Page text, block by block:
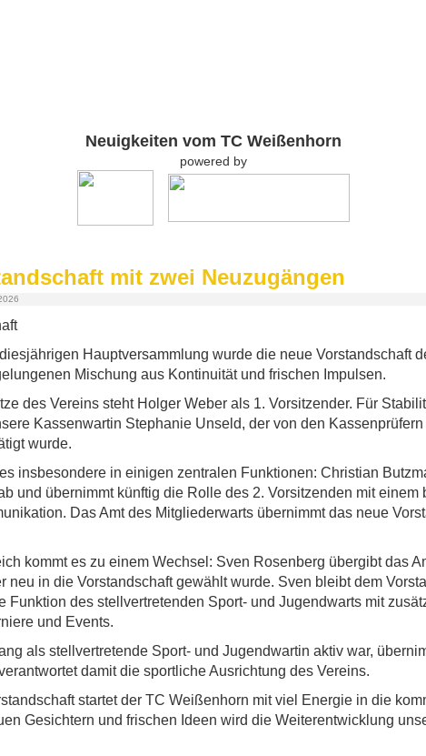
Neuigkeiten vom TC Weißenhorn
powered by
mit zwei Neuzugängen
Hauptversammlung wurde die neue Vorstandschaft
Mischung aus Kontinuität und frischen Impulsen.
des Vereins steht Holger Weber als 1. Vorsitzender. Für
Kassenwartin Stephanie Unseld, der von den
wurde.
insbesondere in einigen zentralen Funktionen: Christian
und übernimmt künftig die Rolle des 2. Vorsitzenden mit einem
Das Amt des Mitgliederwarts übernimmt das neue
kommt es zu einem Wechsel: Sven Rosenberg übergibt das
neu in die Vorstandschaft gewählt wurde. Sven bleibt dem
Funktion des stellvertretenden Sport- und Jugendwarts mit
und Events.
als stellvertretende Sport- und Jugendwartin aktiv war,
damit die sportliche Ausrichtung des Vereins.
startet der TC Weißenhorn mit viel Energie in die
Gesichtern und frischen Ideen wird die Weiterentwicklung